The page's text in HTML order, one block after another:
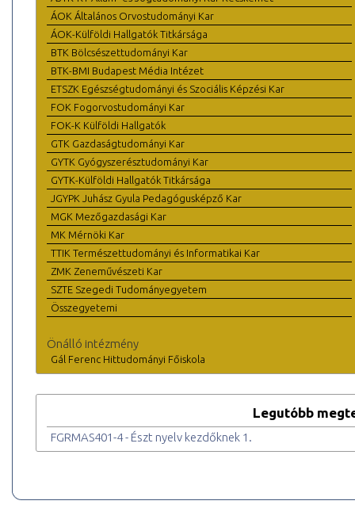
ÁOK Általános Orvostudományi Kar
ÁOK-Külföldi Hallgatók Titkársága
BTK Bölcsészettudományi Kar
BTK-BMI Budapest Média Intézet
ETSZK Egészségtudományi és Szociális Képzési Kar
FOK Fogorvostudományi Kar
FOK-K Külföldi Hallgatók
GTK Gazdaságtudományi Kar
GYTK Gyógyszerésztudományi Kar
GYTK-Külföldi Hallgatók Titkársága
JGYPK Juhász Gyula Pedagógusképző Kar
MGK Mezőgazdasági Kar
MK Mérnöki Kar
TTIK Természettudományi és Informatikai Kar
ZMK Zeneművészeti Kar
SZTE Szegedi Tudományegyetem
Összegyetemi
Önálló intézmény
Gál Ferenc Hittudományi Főiskola
Legutóbb
FGRMAS401-4 - Észt nyelv kezdőknek 1.